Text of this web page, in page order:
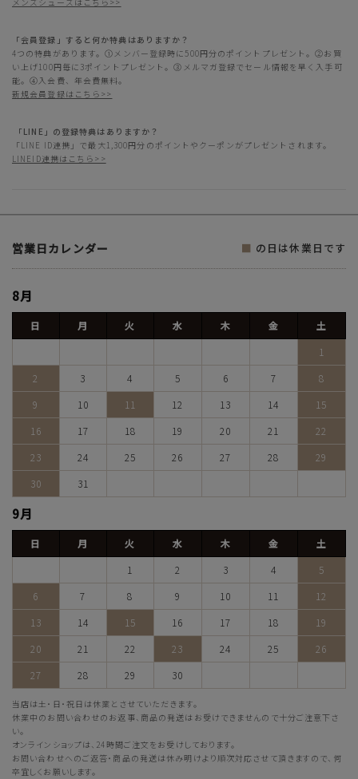
「会員登録」すると何か特典はありますか？
4つの特典があります。①メンバー登録時に500円分のポイントプレゼント。②お買
い上げ100円毎に3ポイントプレゼント。③メルマガ登録でセール情報を早く入手可
能。④入会費、年会費無料。
新規会員登録はこちら>>
「LINE」の登録特典はありますか？
「LINE ID連携」で最大1,300円分のポイントやクーポンがプレゼントされます。
LINEID連携はこちら>>
営業日カレンダー ■ の日は休業日です
8月
日 月 火 水 木 金
土
1
2
3 4 5 6 7
8
9
10 11 12 13 14
15
16
17 18 19 20 21
22
23
24 25 26 27 28
29
30
31
9月
日 月 火 水 木 金
土
1
2 3 4
5
6
7 8 9 10 11
12
13
14 15 16 17 18
19
20
21 22 23 24 25
26
27
28 29 30
当店は土・日・祝日は休業とさせていただきます。
休業中のお問い合わせのお返事、商品の発送はお受けできませんので十分ご注意下さ
い。
オンラインショップは、24時間ご注文をお受けしております。
お問い合わせへのご返答・商品の発送は休み明けより順次対応させて頂きますので、何
卒宜しくお願いします。